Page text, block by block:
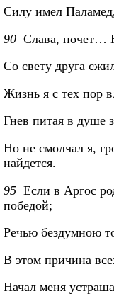
Силу имел
90 Слава, почет…
Со свету друга
Жизнь я с тех пор
Гнев питая в душе
Но не смолчал я,
найдется.
95 Если в Аргос
победой;
Речью бездумною
В этом причина
Начал меня